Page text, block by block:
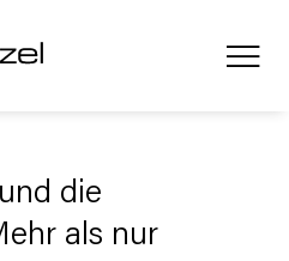
die
als nur